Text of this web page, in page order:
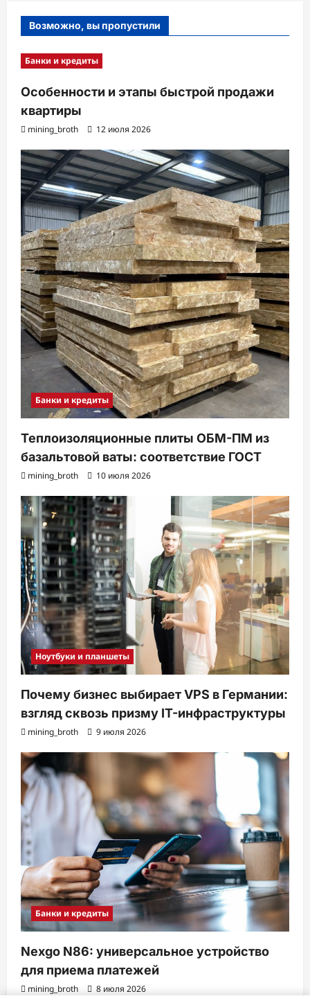
Возможно, вы пропустили
Банки и кредиты
Особенности и этапы быстрой продажи
квартиры
mining_broth 12 июля 2026
Банки и кредиты
Теплоизоляционные плиты ОБМ-ПМ из
базальтовой ваты: соответствие ГОСТ
mining_broth 10 июля 2026
Ноутбуки и планшеты
Почему бизнес выбирает VPS в Германии:
взгляд сквозь призму IT-инфраструктуры
mining_broth 9 июля 2026
Банки и кредиты
Nexgo N86: универсальное устройство
для приема платежей
mining_broth 8 июля 2026